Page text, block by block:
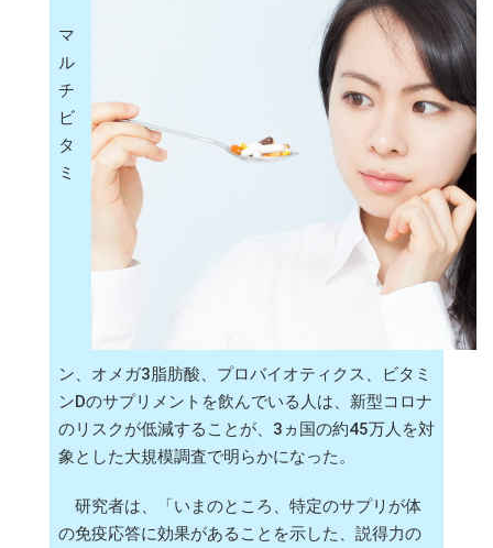
マ
ル
チ
ビ
タ
ミ
ン、オメガ3脂肪酸、プロバイオティクス、ビタミ
ンDのサプリメントを飲んでいる人は、新型コロナ
のリスクが低減することが、3ヵ国の約45万人を対
象とした大規模調査で明らかになった。
研究者は、「いまのところ、特定のサプリが体
の免疫応答に効果があることを示した、説得力の